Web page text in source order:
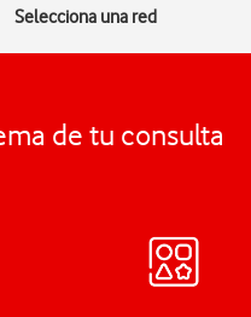
Selecciona una red
de tu consulta